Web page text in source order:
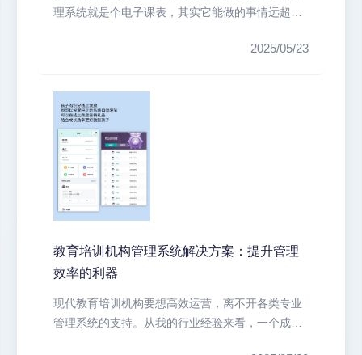
理系统就是个电子课表，其实它能做的事情远超想
2025/05/23
教育培训机构管理系统解决方案：提升管理
效率的利器
现代教育培训机构要想高效运营，离不开各类专业
管理系统的支持。从我的行业经验来看，一个成熟